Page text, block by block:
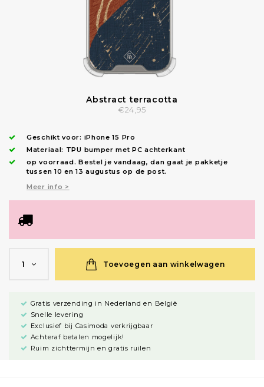
Abstract terracotta
€24,95
Geschikt voor: iPhone 15 Pro
Materiaal: TPU bumper met PC achterkant
op voorraad.Bestel je vandaag, dan gaat je pakketje
tussen 10 en 13 augustus op de post.
Meer info >
1 Toevoegen aan winkelwagen
Gratis verzending in Nederland en België
Snelle levering
Exclusief bij Casimoda verkrijgbaar
Achteraf betalen mogelijk!
Ruim zichttermijn en gratis ruilen